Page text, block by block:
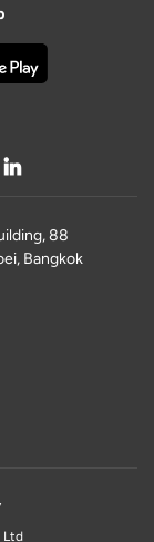
88
Bangkok
Ltd